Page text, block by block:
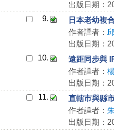
出版日期：
9.
日本老幼複
作者譯者：
出版日期：
10.
遠距同步與
作者譯者：
出版日期：
11.
直轄市與縣
作者譯者：
出版日期：